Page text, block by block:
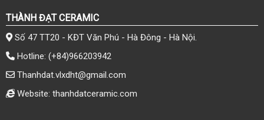
THÀNH ĐẠT CERAMIC
Số 47 TT20 - KĐT Văn Phú - Hà Đông - Hà Nội.
Hotline: (+84)966203942
Thanhdat.vlxdht@gmail.com
Website: thanhdatceramic.com